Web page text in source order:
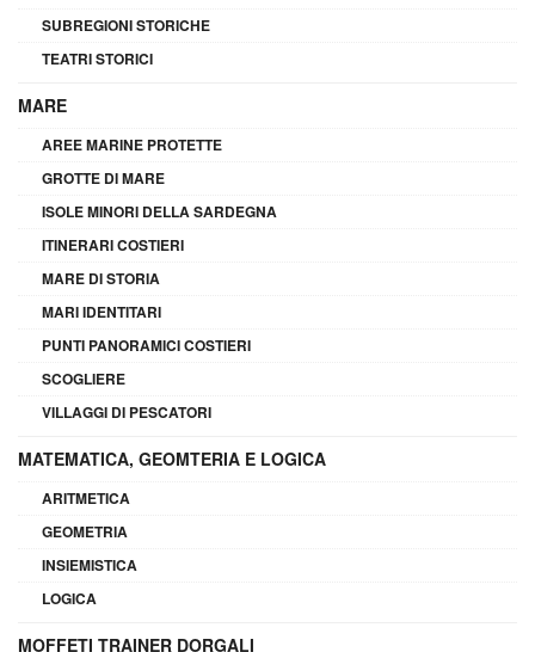
SUBREGIONI STORICHE
TEATRI STORICI
MARE
AREE MARINE PROTETTE
GROTTE DI MARE
ISOLE MINORI DELLA SARDEGNA
ITINERARI COSTIERI
MARE DI STORIA
MARI IDENTITARI
PUNTI PANORAMICI COSTIERI
SCOGLIERE
VILLAGGI DI PESCATORI
MATEMATICA, GEOMTERIA E LOGICA
ARITMETICA
GEOMETRIA
INSIEMISTICA
LOGICA
MOFFETI TRAINER DORGALI